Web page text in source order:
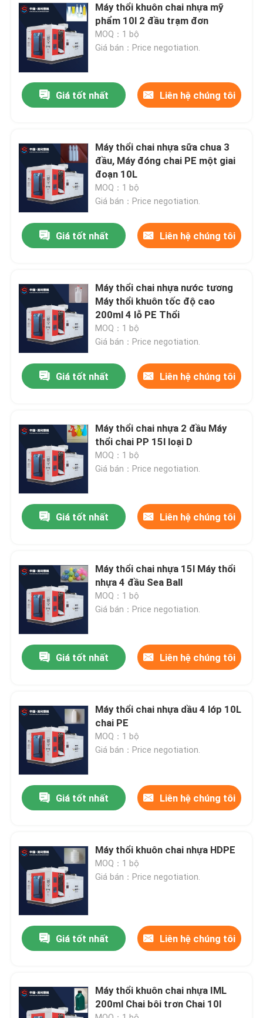
Các sản phẩm
Về chúng tôi
Tham quan nhà máy
Liên hệ chúng tôi
Tin tức
Máy ép đùn
Máy thổi chai nhựa
Máy thổi khuôn chai nhựa mỹ
phẩm 10l 2 đầu trạm đơn
MOQ：1 bộ
Giá bán：Price negotiation.
Giá tốt nhất Liên hệ chúng tôi
Máy thổi chai nhựa sữa chua 3
đầu, Máy đóng chai PE một giai
đoạn 10L
MOQ：1 bộ
Giá bán：Price negotiation.
Giá tốt nhất Liên hệ chúng tôi
Máy thổi chai nhựa nước tương
Máy thổi khuôn tốc độ cao
200ml 4 lỗ PE Thổi
MOQ：1 bộ
Giá bán：Price negotiation.
Giá tốt nhất Liên hệ chúng tôi
Máy thổi chai nhựa 2 đầu Máy
thổi chai PP 15l loại D
MOQ：1 bộ
Giá bán：Price negotiation.
Giá tốt nhất Liên hệ chúng tôi
Máy thổi chai nhựa 15l Máy thổi
nhựa 4 đầu Sea Ball
MOQ：1 bộ
Giá bán：Price negotiation.
Giá tốt nhất Liên hệ chúng tôi
Máy thổi chai nhựa dầu 4 lớp 10L
chai PE
MOQ：1 bộ
Giá bán：Price negotiation.
Giá tốt nhất Liên hệ chúng tôi
Máy thổi khuôn chai nhựa HDPE
MOQ：1 bộ
Giá bán：Price negotiation.
Giá tốt nhất Liên hệ chúng tôi
Máy thổi khuôn chai nhựa IML
200ml Chai bôi trơn Chai 10l